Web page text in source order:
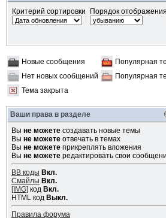
Критерий сортировки
Порядок отображения
Новые сообщения
Популярная
Нет новых сообщений
Популярная
Тема закрыта
Ваши права в разделе
Вы не можетесоздавать новые темы
Вы не можетеотвечать в темах
Вы не можетеприкреплять вложения
Вы не можетередактировать свои
BB коды Вкл.
Смайлы Вкл.
[IMG] код Вкл.
HTML код Выкл.
Правила форума